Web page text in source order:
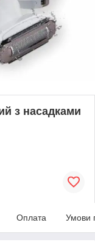
з насадками
Оплата Умови